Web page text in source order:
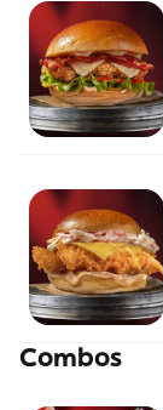
Combos